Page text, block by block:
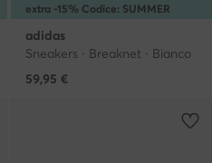
extra -15% Codice: SUMMER
adidas
Sneakers · Breaknet · Bianco
59,95 €